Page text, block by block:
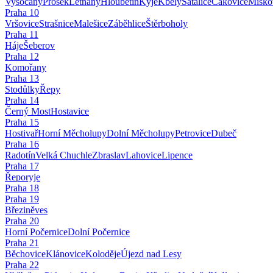
Praha 10
VršoviceStrašniceMalešiceZáběhliceŠtěrboholy
Praha 11
HájeŠeberov
Praha 12
Komořany
Praha 13
StodůlkyŘepy
Praha 14
Černý MostHostavice
Praha 15
HostivařHorní MěcholupyDolní MěcholupyPetroviceDubeč
Praha 16
RadotínVelká ChuchleZbraslavLahoviceLipence
Praha 17
Řeporyje
Praha 18
Praha 19
Březiněves
Praha 20
Horní PočerniceDolní Počernice
Praha 21
BěchoviceKlánoviceKolodějeÚjezd nad Lesy
Praha 22